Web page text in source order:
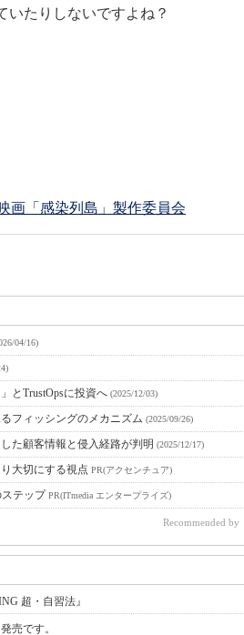
たりしないですよね？
画「感染列島」製作委員会
04/16)
とTrustOpsに投資へ (2025/12/03)
フィッシングのメカニズム (2025/09/26)
た顧客情報と侵入経路が判明 (2025/12/17)
大切にする視点 PR(アクセンチュア)
テップPR(ITmedia エンタープライズ)
Recommended by
超・自習法』
売です。